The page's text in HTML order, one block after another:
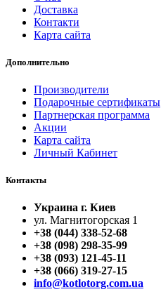
Доставка
Контакти
Карта сайта
Дополнительно
Производители
Подарочные сертификаты
Партнерская программа
Акции
Карта сайта
Личный Кабинет
Контакты
Украина г. Киев
ул. Магнитогорская 1
+38 (044) 338-52-68
+38 (098) 298-35-99
+38 (093) 121-45-11
+38 (066) 319-27-15
info@kotlotorg.com.ua